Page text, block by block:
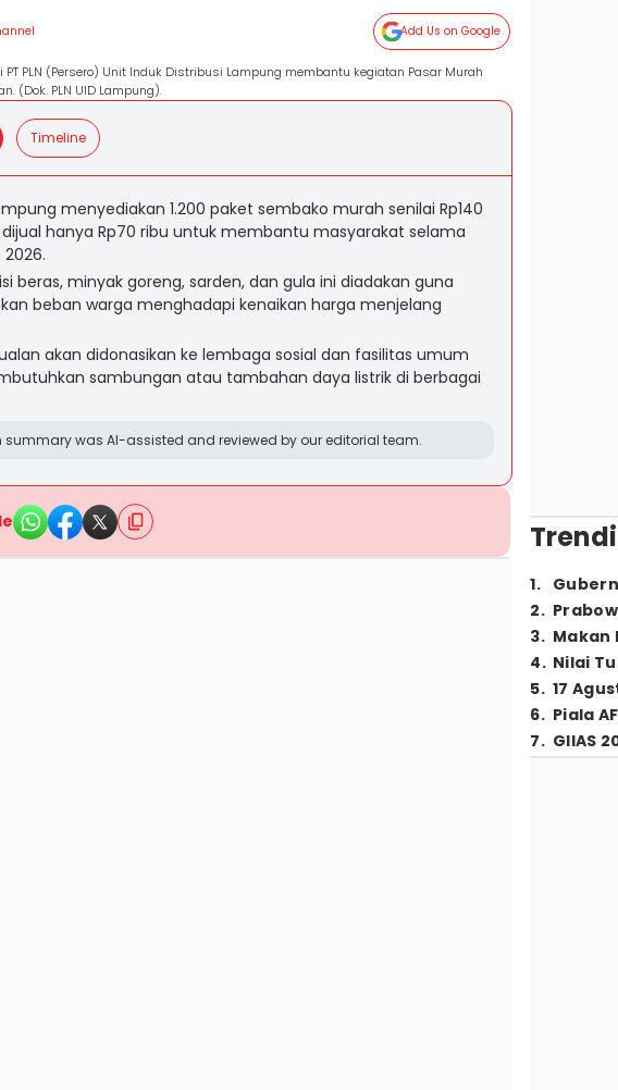
Add Us on Google
PT PLN (Persero) Unit Induk Distribusi Lampung membantu kegiatan Pasar Murah
(Dok. PLN UID Lampung).
Timeline
menyediakan 1.200 paket sembako murah senilai Rp140
hanya Rp70 ribu untuk membantu masyarakat selama
beras, minyak goreng, sarden, dan gula ini diadakan guna
beban warga menghadapi kenaikan harga menjelang
akan didonasikan ke lembaga sosial dan fasilitas umum
sambungan atau tambahan daya listrik di berbagai
summary was AI-assisted and reviewed by our editorial team.
1.
2.
3. Makan
4. Nilai
5. 17
6. Piala
7. GIIAS